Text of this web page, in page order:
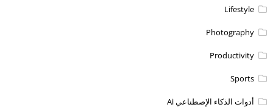
Lifestyle
Photography
Productivity
Sports
أدوات الذكاء الإصطناعي Ai